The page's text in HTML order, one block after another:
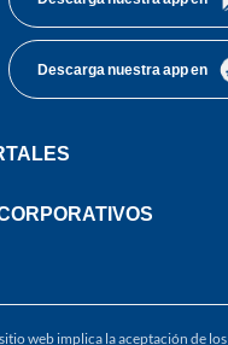
Descarga nuestra app en
web implica la aceptación de los